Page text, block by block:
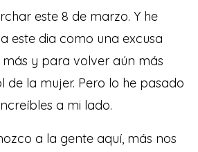
este 8 de marzo. Y he
este dia como una excusa
y para volver aún más
de la mujer. Pero lo he pasado
a mi lado.
a la gente aquí, más nos